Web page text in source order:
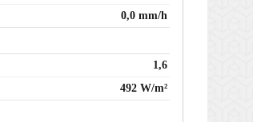
0,0 mm/h
1,6
492 W/m²